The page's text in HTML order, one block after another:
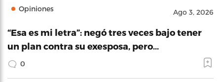
Opiniones Ago 3, 2026
“Esa es mi letra”: negó tres veces bajo tener
un plan contra su exesposa, pero…
0